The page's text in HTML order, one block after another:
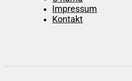
Impressum
Kontakt